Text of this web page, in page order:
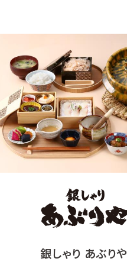
銀しゃり あぶりや